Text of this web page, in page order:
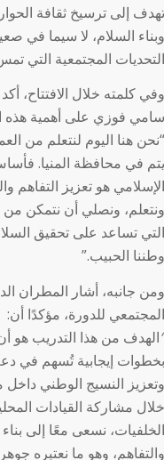
تهدف إلى ترسيخ ثقافة
وبناء السلام، لا سيما في
التحديات المجتمعية التي
وفي كلمته خلال الافتتاح،
سامي فوزي على أهمية هذه
“نحن هنا اليوم لنتعلم من
يتم في محافظة المنيا.
الإسلامي هو تعزيز التفاهم
ونتعلم، ونصلي أن نتمكن من
التي تساعد على تحقيق
وطننا الحبيب.”
ومن جانبه، أشار المطران
المجتمعي للدورة، مؤكدًا أن:
“الهدف من هذا التدريب هو
بخطوات إيجابية تُسهم في
وتعزيز النسيج الوطني داخل
خلال مشاركة القيادات
الخلفيات، نسعى معًا إلى
والتفاهم، وهو ما نعتبره